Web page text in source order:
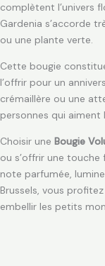
complètent l’univers
Gardenia s’accorde
ou une plante verte.
Cette bougie
l’offrir pour un
crémaillère ou une
personnes qui aiment
Choisir une Bougie
ou s’offrir une touche
note parfumée,
Brussels, vous
embellir les petits